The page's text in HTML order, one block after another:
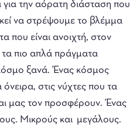
για την αόρατη διάσταση που
να στρέψουμε το βλέμμα
που είναι ανοιχτή, στον
τα πιο απλά πράγματα
ξανά. Ένας κόσμος
στις νύχτες που τα
μας τον προσφέρουν. Ένας
Μικρούς και μεγάλους.